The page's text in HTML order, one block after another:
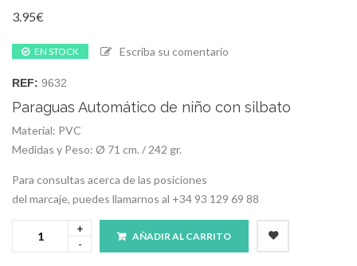
3.95€
EN STOCK Escriba su comentario
REF: 9632
Paraguas Automático de niño con silbato
Material: PVC
Medidas y Peso: Ø 71 cm. / 242 gr.
Para consultas acerca de las posiciones
del marcaje, puedes llamarnos al +34 93 129 69 88
AÑADIR AL CARRITO